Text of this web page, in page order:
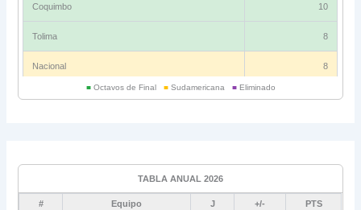
Coquimbo 10
Tolima 8
Nacional 8
■Octavos de Final ■Sudamericana ■Eliminado
TABLA ANUAL 2026
# Equipo J +/- PTS